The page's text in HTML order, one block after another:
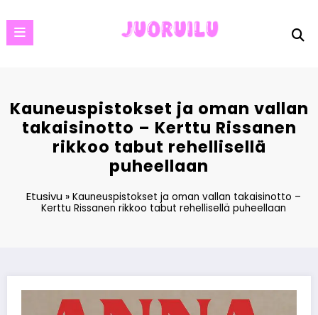
to
content
Kauneuspistokset ja oman vallan
takaisinotto – Kerttu Rissanen
rikkoo tabut rehellisellä
puheellaan
Etusivu »Kauneuspistokset ja oman vallan takaisinotto –
Kerttu Rissanen rikkoo tabut rehellisellä puheellaan